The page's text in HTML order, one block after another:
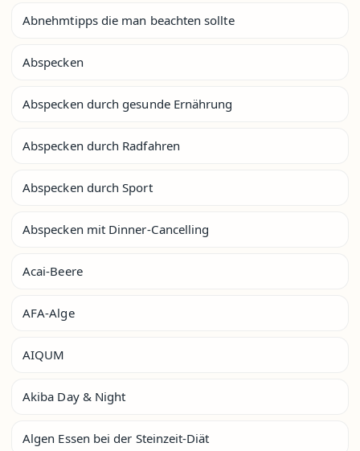
Abnehmtipps die man beachten sollte
Abspecken
Abspecken durch gesunde Ernährung
Abspecken durch Radfahren
Abspecken durch Sport
Abspecken mit Dinner-Cancelling
Acai-Beere
AFA-Alge
AIQUM
Akiba Day & Night
Algen Essen bei der Steinzeit-Diät